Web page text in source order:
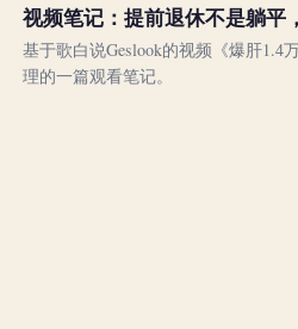
视频笔记：提前退休不是躺平
基于歌白说Geslook的视频《爆肝1.4
理的一篇观看笔记。